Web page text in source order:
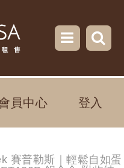
員中心 登入
賽普勒斯｜輕鬆自如蛋